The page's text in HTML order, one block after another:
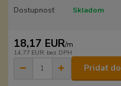
Dostupnosť Skladom
18,17 EUR/m
14,77 EUR bez DPH
Pridať